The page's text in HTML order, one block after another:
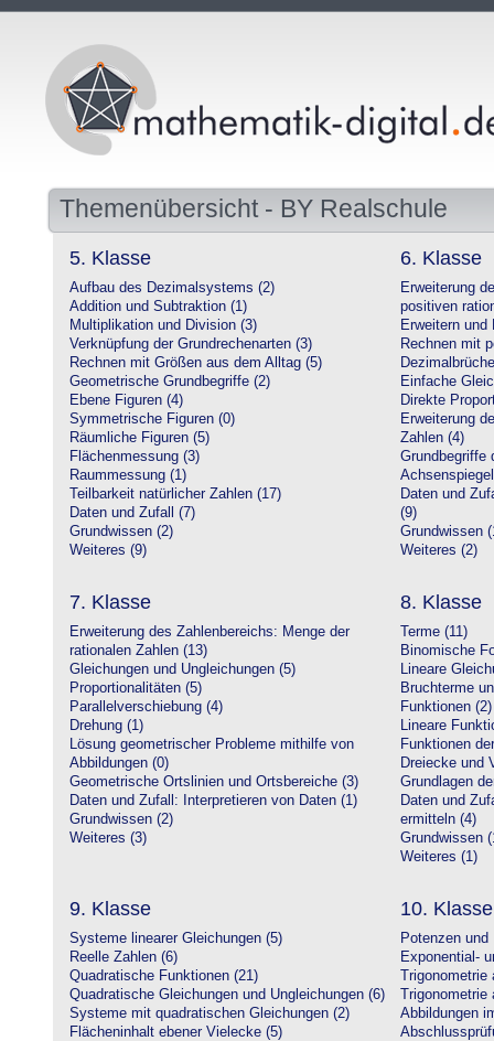
Themenübersicht - BY Realschule
5. Klasse
Aufbau des Dezimalsystems (2)
Addition und Subtraktion (1)
Multiplikation und Division (3)
Verknüpfung der Grundrechenarten (3)
Rechnen mit Größen aus dem Alltag (5)
Geometrische Grundbegriffe (2)
Ebene Figuren (4)
Symmetrische Figuren (0)
Räumliche Figuren (5)
Flächenmessung (3)
Raummessung (1)
Teilbarkeit natürlicher Zahlen (17)
Daten und Zufall (7)
Grundwissen (2)
Weiteres (9)
6. Klasse
Erweiterung
positiven
Erweitern und
Rechnen mit
Einfache
Direkte
Erweiterung
Zahlen (4)
Grundbegriffe
Daten und
(9)
Grundwissen
Weiteres (2)
7. Klasse
Erweiterung des Zahlenbereichs: Menge der
rationalen Zahlen (13)
Gleichungen und Ungleichungen (5)
Proportionalitäten (5)
Parallelverschiebung (4)
Drehung (1)
Lösung geometrischer Probleme mithilfe von
Abbildungen (0)
Geometrische Ortslinien und Ortsbereiche (3)
Daten und Zufall: Interpretieren von Daten (1)
Grundwissen (2)
Weiteres (3)
8. Klasse
Terme (11)
Binomische
Lineare
Bruchterme
Funktionen (2)
Lineare
Funktionen
Dreiecke und
Grundlagen
Daten und
ermitteln (4)
Grundwissen
Weiteres (1)
9. Klasse
Systeme linearer Gleichungen (5)
Reelle Zahlen (6)
Quadratische Funktionen (21)
Quadratische Gleichungen und Ungleichungen (6)
Systeme mit quadratischen Gleichungen (2)
Flächeninhalt ebener Vielecke (5)
10. Klasse
Potenzen
Exponential-
Abbildungen